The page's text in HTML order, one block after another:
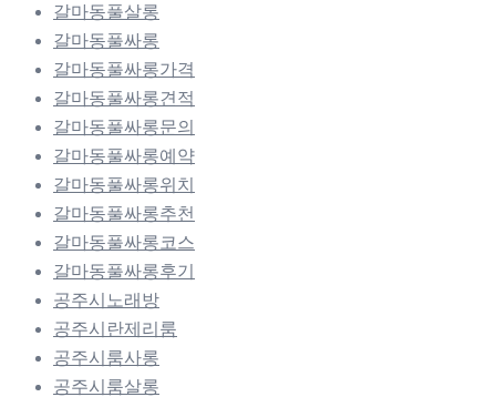
갈마동풀살롱
갈마동풀싸롱
갈마동풀싸롱가격
갈마동풀싸롱견적
갈마동풀싸롱문의
갈마동풀싸롱예약
갈마동풀싸롱위치
갈마동풀싸롱추천
갈마동풀싸롱코스
갈마동풀싸롱후기
공주시노래방
공주시란제리룸
공주시룸사롱
공주시룸살롱